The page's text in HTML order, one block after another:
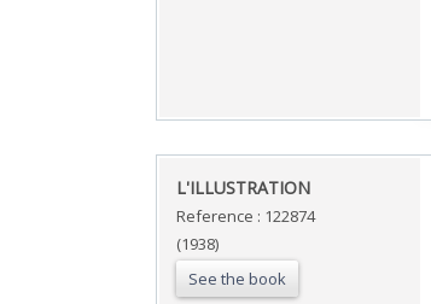
‎L'ILLUSTRATION ‎
Reference : 122874
(1938)
See the book